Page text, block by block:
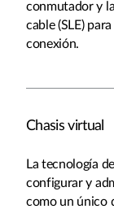
conmutador y
cable (SLE)
conexión.
Chasis virtual
La tecnología
configurar y
como un único